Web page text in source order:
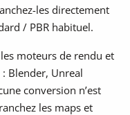
les directement
/ PBR habituel.
moteurs de rendu et
Blender, Unreal
conversion n’est
les maps et